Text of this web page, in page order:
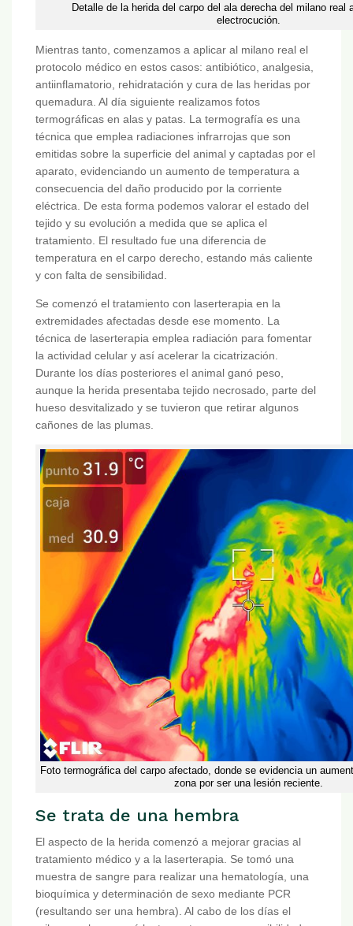
Detalle de la herida del carpo del ala derecha del milano real
electrocución.
Mientras tanto, comenzamos a aplicar al milano real el
protocolo médico en estos casos: antibiótico, analgesia,
antiinflamatorio, rehidratación y cura de las heridas por
quemadura. Al día siguiente realizamos fotos
termográficas en alas y patas. La termografía es una
técnica que emplea radiaciones infrarrojas que son
emitidas sobre la superficie del animal y captadas por el
aparato, evidenciando un aumento de temperatura a
consecuencia del daño producido por la corriente
eléctrica. De esta forma podemos valorar el estado del
tejido y su evolución a medida que se aplica el
tratamiento. El resultado fue una diferencia de
temperatura en el carpo derecho, estando más caliente
y con falta de sensibilidad.
Se comenzó el tratamiento con laserterapia en la
extremidades afectadas desde ese momento. La
técnica de laserterapia emplea radiación para fomentar
la actividad celular y así acelerar la cicatrización.
Durante los días posteriores el animal ganó peso,
aunque la herida presentaba tejido necrosado, parte del
hueso desvitalizado y se tuvieron que retirar algunos
cañones de las plumas.
Foto termográfica del carpo afectado, donde se evidencia un
zona por ser una lesión reciente.
Se trata de una hembra
El aspecto de la herida comenzó a mejorar gracias al
tratamiento médico y a la laserterapia. Se tomó una
muestra de sangre para realizar una hematología, una
bioquímica y determinación de sexo mediante PCR
(resultando ser una hembra). Al cabo de los días el